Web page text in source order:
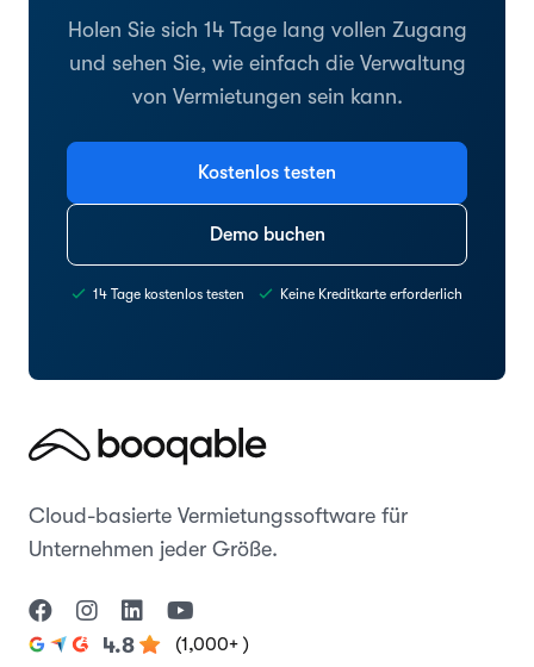
Holen Sie sich 14 Tage lang vollen Zugang
und sehen Sie, wie einfach die Verwaltung
von Vermietungen sein kann.
Kostenlos testen
Demo buchen
14 Tage kostenlos testen Keine Kreditkarte erforderlich
Cloud-basierte Vermietungssoftware für
Unternehmen jeder Größe.
4.8 (1,000+ )